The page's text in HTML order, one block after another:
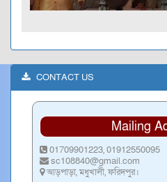
CONTACT US
Mailing
01709901223, 01912550095
sc108840@gmail.com
আড়পাড়া, মধুখালী, ফরিদপুর।